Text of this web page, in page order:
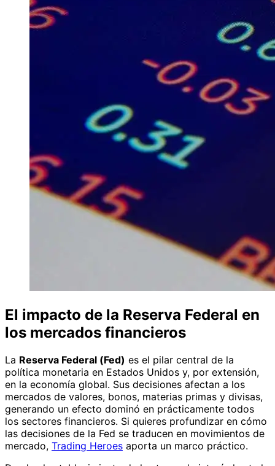
El impacto de la Reserva Federal en
los mercados financieros
La Reserva Federal (Fed) es el pilar central de la
política monetaria en Estados Unidos y, por extensión,
en la economía global. Sus decisiones afectan a los
mercados de valores, bonos, materias primas y divisas,
generando un efecto dominó en prácticamente todos
los sectores financieros. Si quieres profundizar en cómo
las decisiones de la Fed se traducen en movimientos de
mercado, Trading Heroes aporta un marco práctico.